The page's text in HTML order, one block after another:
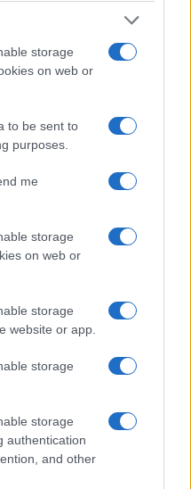
storage
on web or
to be sent to
purposes.
me
storage
on web or
storage
website or app.
storage
storage
authentication
and other